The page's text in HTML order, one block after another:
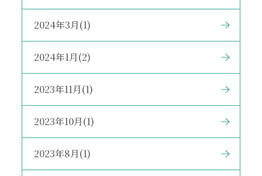
2024年3月(1)
2024年1月(2)
2023年11月(1)
2023年10月(1)
2023年8月(1)